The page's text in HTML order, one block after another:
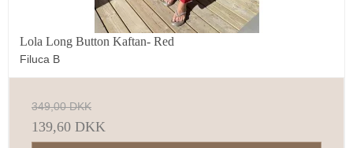
Lola Long Button Kaftan- Red
Filuca B
349,00 DKK
139,60 DKK